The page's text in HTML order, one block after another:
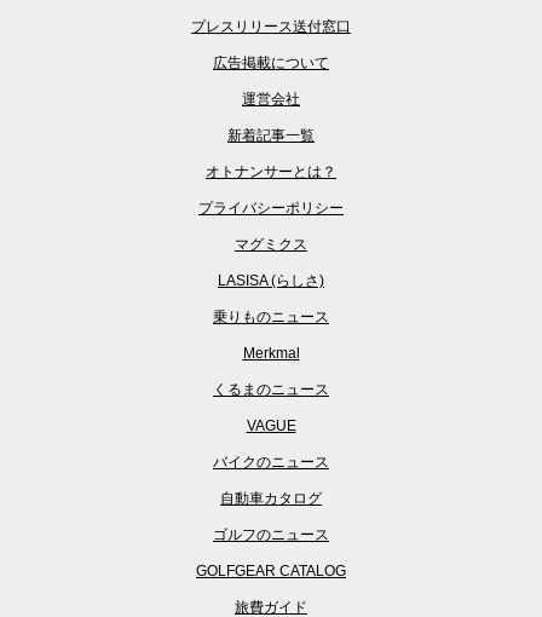
プレスリリース送付窓口
広告掲載について
運営会社
新着記事一覧
オトナンサーとは？
プライバシーポリシー
マグミクス
LASISA (らしさ)
乗りものニュース
Merkmal
くるまのニュース
VAGUE
バイクのニュース
自動車カタログ
ゴルフのニュース
GOLFGEAR CATALOG
旅費ガイド